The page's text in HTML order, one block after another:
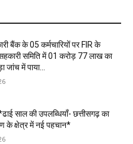
बैंक के 05 कर्मचारियों पर FIR के
समिति में 01 करोड़ 77 लाख का
जांच में पाया...
साल की उपलब्धियाँ- छत्तीसगढ़ का
के क्षेत्र में नई पहचान*